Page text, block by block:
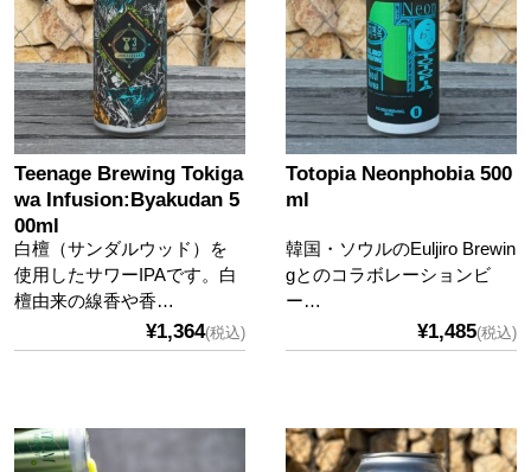
Teenage Brewing Tokiga
wa Infusion:Byakudan 5
00ml
白檀（サンダルウッド）を
使用したサワーIPAです。白
檀由来の線香や香…
¥1,364(税込)
Totopia Neonphobia 500
ml
韓国・ソウルのEuljiro Brewin
gとのコラボレーションビ
ー…
¥1,485(税込)